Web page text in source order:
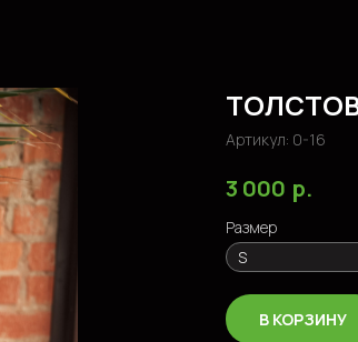
Артикул: 0-16
3 000 р.
Размер
В КОРЗИНУ